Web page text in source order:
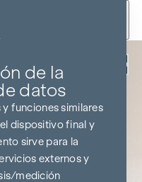
de la
datos
funciones similares
dispositivo final y
sirve para la
externos y
medición